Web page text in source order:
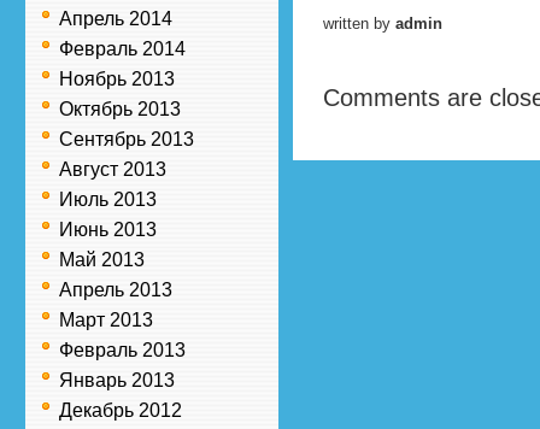
Апрель 2014
Февраль 2014
Ноябрь 2013
Октябрь 2013
Сентябрь 2013
Август 2013
Июль 2013
Июнь 2013
Май 2013
Апрель 2013
Март 2013
Февраль 2013
Январь 2013
Декабрь 2012
written by admin
Comments are